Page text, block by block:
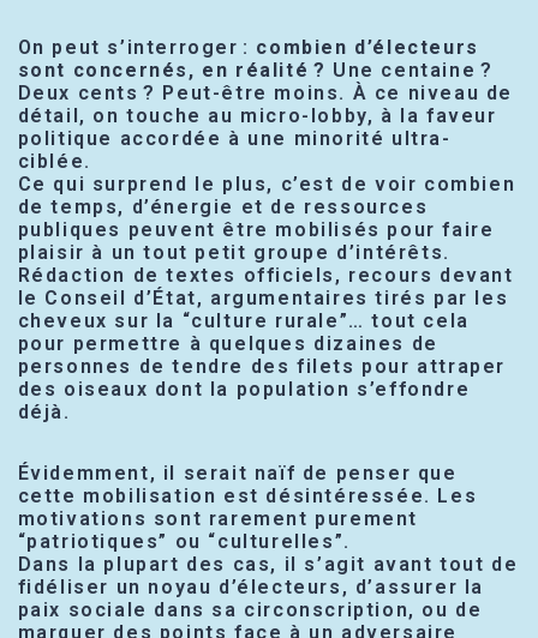
On peut s’interroger : combien d’électeurs
sont concernés, en réalité ? Une centaine ?
Deux cents ? Peut-être moins. À ce niveau de
détail, on touche au micro-lobby, à la faveur
politique accordée à une minorité ultra-
ciblée.
Ce qui surprend le plus, c’est de voir combien
de temps, d’énergie et de ressources
publiques peuvent être mobilisés pour faire
plaisir à un tout petit groupe d’intérêts.
Rédaction de textes officiels, recours devant
le Conseil d’État, argumentaires tirés par les
cheveux sur la “culture rurale”… tout cela
pour permettre à quelques dizaines de
personnes de tendre des filets pour attraper
des oiseaux dont la population s’effondre
déjà.
Évidemment, il serait naïf de penser que
cette mobilisation est désintéressée. Les
motivations sont rarement purement
“patriotiques” ou “culturelles”.
Dans la plupart des cas, il s’agit avant tout de
fidéliser un noyau d’électeurs, d’assurer la
paix sociale dans sa circonscription, ou de
marquer des points face à un adversaire